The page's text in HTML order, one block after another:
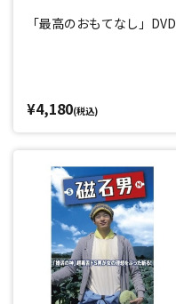
「最高のおもてなし」DVD
¥4,180(税込)